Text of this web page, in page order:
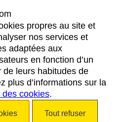
LÉGALES
CONFIDENTIALITÉ
COOKIES
propres au site et
nos services et
adaptées aux
en fonction d’un
de leurs habitudes de
plus d’informations sur la
des cookies.
Tout refuser